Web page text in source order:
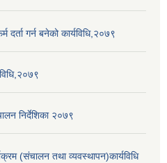
दर्ता गर्न बनेको कार्यविधि,२०७९
निर्देशिका २०७९
(संचालन तथा व्यवस्थापन)कार्यविधि